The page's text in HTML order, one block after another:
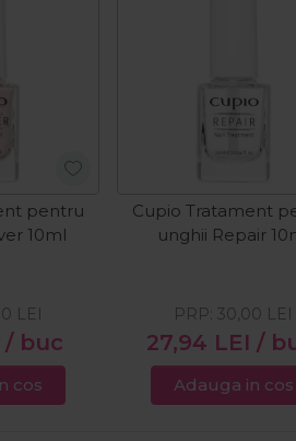
pentru
10ml
/ buc
LEI
cos
Cupio Tratament
unghii Repair
27,94 LEI /
PRP:30,00 LEI
Adauga in cos